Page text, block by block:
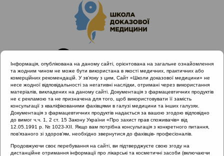
Головна
Проведені заходи
Сучасні стандарти діагностики та лікування алергічного
риніту (Київ, 24.04.2019)
Лікування в залежності від ступеня тяжкості перебігу
алергічного риніту та коморбідних захворювань
Інформація, опублікована на даному сайті, орієнтована на загальне ознайомлення
та жодним чином не може бути використана в якості медичних, практичних або
комерційних рекомендацій. У зв’язку з цим, Сайт «Школи доказової медицини» не
несе жодної відповідальності за негативні наслідки, отримані через використання
матеріалів, викладених на даному сайті. Документація з фармацевтичних продуктів
не є рекламою та не призначена для того, щоб використовувати її замість
консультації з кваліфікованими фахівцями в галузі медицини та інших галузях.
Документація з фармацевтичних продуктів надається за вашою згодою відповідно
до вимог ч.ч. 1, 2 ст. 15 Закону України «Про захист прав споживачів» від
12.05.1991 р. № 1023-XII. Якщо вам потрібна консультація з конкретного питання,
пов’язаного зі здоров’ям, необхідно звернутися до фахівців- професіоналів.
Продовжуючи своє перебування на сайті, ви підтверджуєте свою згоду на
дистанційне отримання інформації про лікарські та косметичні засоби (включаючи